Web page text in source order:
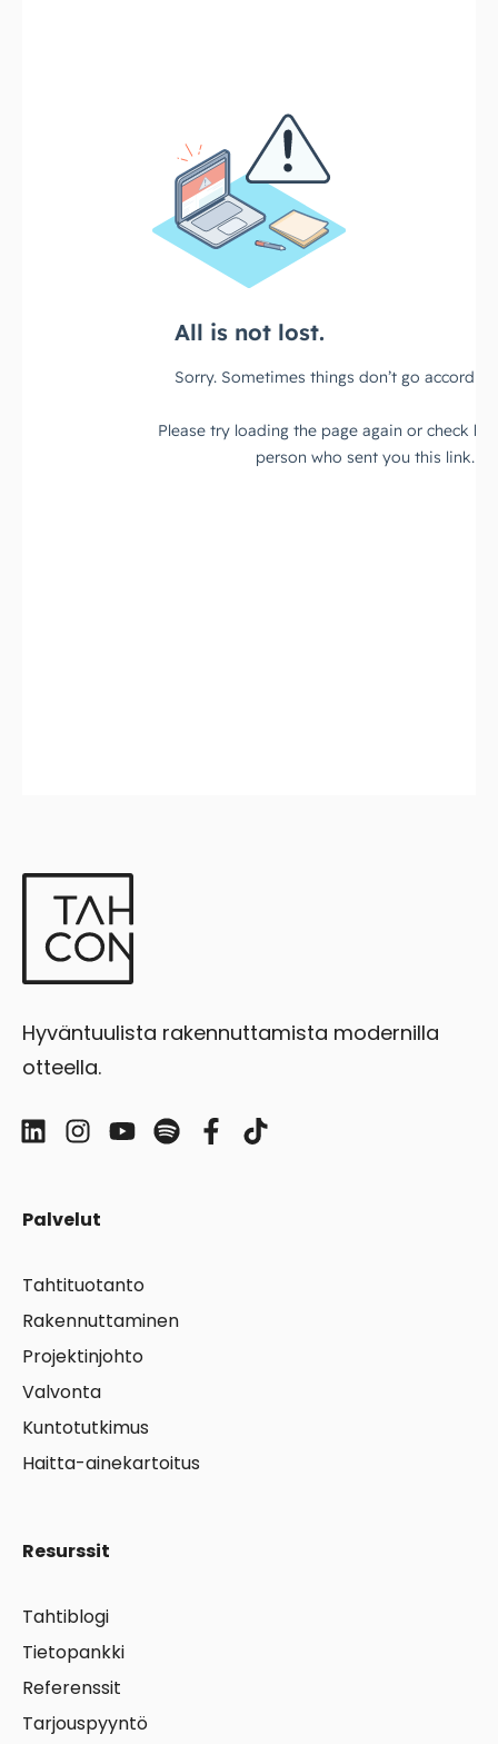
Hyväntuulista rakennuttamista modernilla
otteella.
Palvelut
Tahtituotanto
Rakennuttaminen
Projektinjohto
Valvonta
Kuntotutkimus
Haitta-ainekartoitus
Resurssit
Tahtiblogi
Tietopankki
Referenssit
Tarjouspyyntö